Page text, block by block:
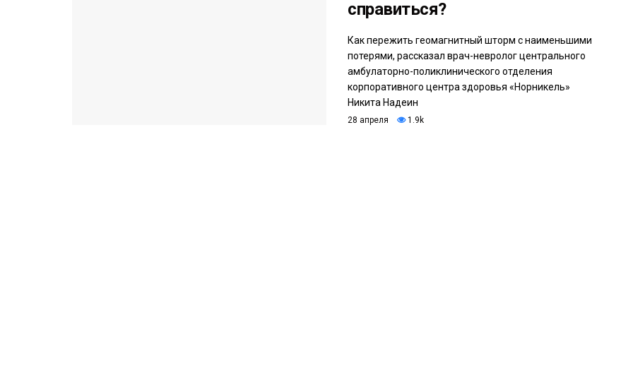
справиться?
Как пережить геомагнитный шторм с наименьшими
потерями, рассказал врач-невролог центрального
амбулаторно-поликлинического отделения
корпоративного центра здоровья «Норникель»
Никита Надеин
28 апреля 1.9k